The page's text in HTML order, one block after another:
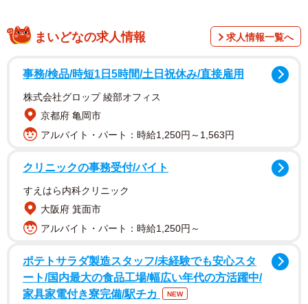
サーモカメラでもシマウマであることがはっきり分かります
月9日に投稿したのは、屋外の木陰でたたずむシマウマを
サーモカメラ で撮影した画像。温度が高いほど赤く写るの
だが、黒い毛の部分だけ見事にはっきり赤く写っている。
まいどなの求人情報 求人情報一覧へ
事務/検品/時短1日5時間/土日祝休み/直接雇用
株式会社グロップ 綾部オフィス
京都府 亀岡市
アルバイト・パート：時給1,250円～1,563円
クリニックの事務受付/バイト
すえはら内科クリニック
大阪府 箕面市
アルバイト・パート：時給1,250円～
ポテトサラダ製造スタッフ/未経験でも安心スタ
ート/国内最大の食品工場/幅広い年代の方活躍中/
家具家電付き寮完備/駅チカ
NEW